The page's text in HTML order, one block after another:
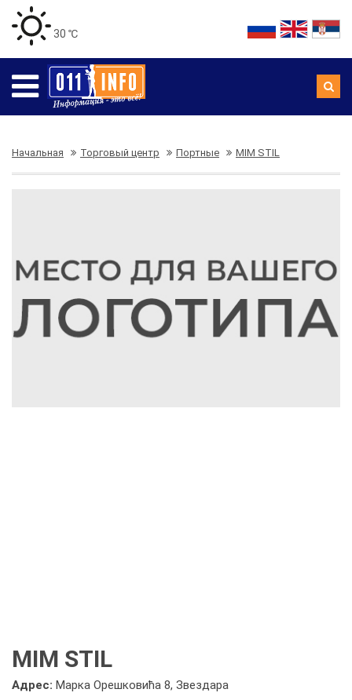
30 ℃
Начальная Торговый центр Портные MIM STIL
MIM STIL
Адрес: Марка Орешковића 8, Звездара